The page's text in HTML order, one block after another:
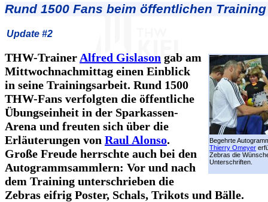
Rund 1500 Fans beim öffentlichen Training
Update #2
Begehrte
Thierry Omeyer
Zebras die
Unterschriften.
THW-Trainer Alfred Gislason gab am
Mittwochnachmittag einen Einblick
in seine Trainingsarbeit. Rund 1500
THW-Fans verfolgten die öffentliche
Übungseinheit in der Sparkassen-
Arena und freuten sich über die
Erläuterungen von Raul Alonso.
Große Freude herrschte auch bei den
Autogrammsammlern: Vor und nach
dem Training unterschrieben die
Zebras eifrig Poster, Schals, Trikots und Bälle.